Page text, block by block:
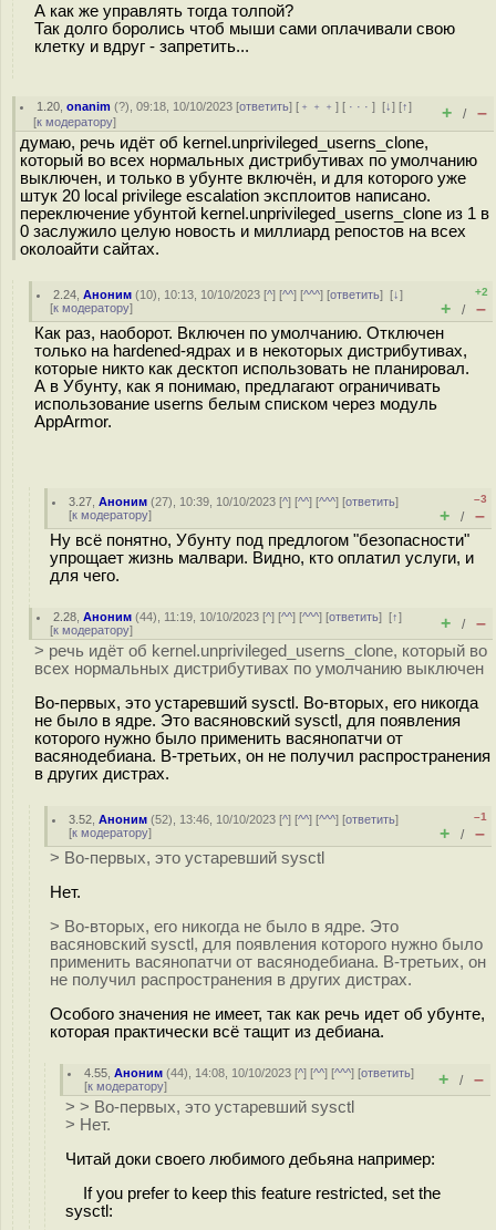
А как же управлять тогда толпой?
Так долго боролись чтоб мыши сами оплачивали свою
клетку и вдруг - запретить...
1.20 ,onanim (?), 09:18, 10/10/2023 [ответить] [ ﹢﹢﹢] [ · · ·][↓] [↑]
[к модератору] + / –
думаю, речь идёт об kernel.unprivileged_userns_clone,
который во всех нормальных дистрибутивах по умолчанию
выключен, и только в убунте включён, и для которого уже
штук 20 local privilege escalation эксплоитов написано.
переключение убунтой kernel.unprivileged_userns_clone из 1 в
0 заслужило целую новость и миллиард репостов на всех
околоайти сайтах.
2.24 ,Аноним (10), 10:13, 10/10/2023 [^] [^^] [^^^] [ответить][↓]
[к модератору]
+2
+ / –
Как раз, наоборот. Включен по умолчанию. Отключен
только на hardened-ядрах и в некоторых дистрибутивах,
которые никто как десктоп использовать не планировал.
А в Убунту, как я понимаю, предлагают ограничивать
использование userns белым списком через модуль
AppArmor.
3.27 ,Аноним (27), 10:39, 10/10/2023 [^] [^^] [^^^] [ответить]
[к модератору]
–3
+ / –
Ну всё понятно, Убунту под предлогом "безопасности"
упрощает жизнь малвари. Видно, кто оплатил услуги, и
для чего.
2.28 ,Аноним (44), 11:19, 10/10/2023 [^] [^^] [^^^] [ответить][↑]
[к модератору] + / –
> речь идёт об kernel.unprivileged_userns_clone, который во
всех нормальных дистрибутивах по умолчанию выключен
Во-первых, это устаревший sysctl. Во-вторых, его никогда
не было в ядре. Это васяновский sysctl, для появления
которого нужно было применить васянопатчи от
васянодебиана. В-третьих, он не получил распространения
в других дистрах.
3.52 ,Аноним (52), 13:46, 10/10/2023 [^] [^^] [^^^] [ответить]
[к модератору]
–1
+ / –
> Во-первых, это устаревший sysctl
Нет.
> Во-вторых, его никогда не было в ядре. Это
васяновский sysctl, для появления которого нужно было
применить васянопатчи от васянодебиана. В-третьих, он
не получил распространения в других дистрах.
Особого значения не имеет, так как речь идет об убунте,
которая практически всё тащит из дебиана.
4.55 ,Аноним (44), 14:08, 10/10/2023 [^] [^^] [^^^] [ответить]
[к модератору] + / –
> > Во-первых, это устаревший sysctl
> Нет.
Читай доки своего любимого дебьяна например:
If you prefer to keep this feature restricted, set the
sysctl: